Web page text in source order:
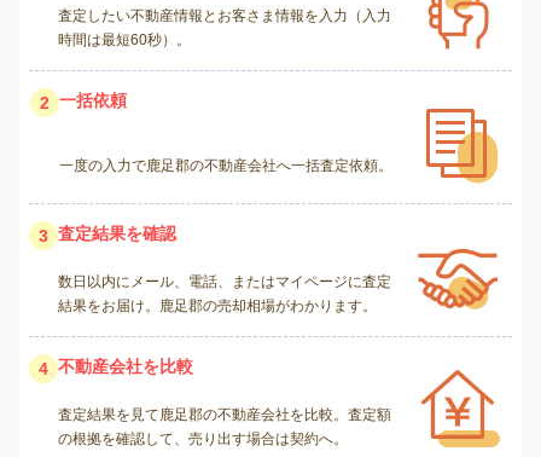
査定したい不動産情報とお客さま情報を入力（入力
時間は最短60秒）。
2 一括依頼
一度の入力で鹿足郡の不動産会社へ一括査定依頼。
3 査定結果を確認
数日以内にメール、電話、またはマイページに査定
結果をお届け。鹿足郡の売却相場がわかります。
4 不動産会社を比較
査定結果を見て鹿足郡の不動産会社を比較。査定額
の根拠を確認して、売り出す場合は契約へ。